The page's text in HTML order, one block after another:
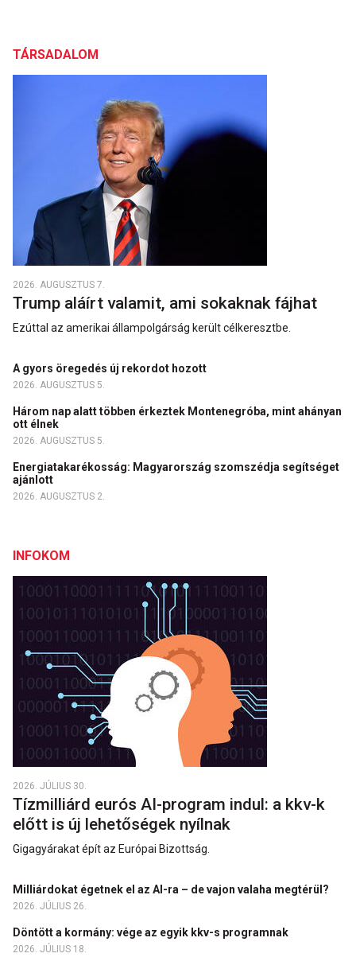
TÁRSADALOM
2026. AUGUSZTUS 7.
Trump aláírt valamit, ami sokaknak fájhat
Ezúttal az amerikai állampolgárság került célkeresztbe.
A gyors öregedés új rekordot hozott
2026. AUGUSZTUS 5.
Három nap alatt többen érkeztek Montenegróba, mint ahányan
ott élnek
2026. AUGUSZTUS 5.
Energiatakarékosság: Magyarország szomszédja segítséget
ajánlott
2026. AUGUSZTUS 2.
INFOKOM
2026. JÚLIUS 30.
Tízmilliárd eurós AI-program indul: a kkv-k
előtt is új lehetőségek nyílnak
Gigagyárakat épít az Európai Bizottság.
Milliárdokat égetnek el az AI-ra – de vajon valaha megtérül?
2026. JÚLIUS 26.
Döntött a kormány: vége az egyik kkv-s programnak
2026. JÚLIUS 18.